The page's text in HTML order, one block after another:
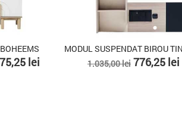
MODUL SUSPENDAT BIROU TINERET MONA
1.035,00 leiPret
776,25 lei